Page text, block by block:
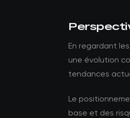
En regardant
une évolution
tendances
Le
base et des